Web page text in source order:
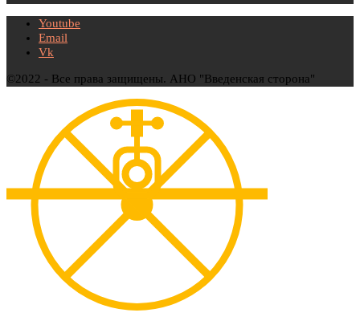
Youtube
Email
Vk
©2022 - Все права защищены. АНО "Введенская сторона"